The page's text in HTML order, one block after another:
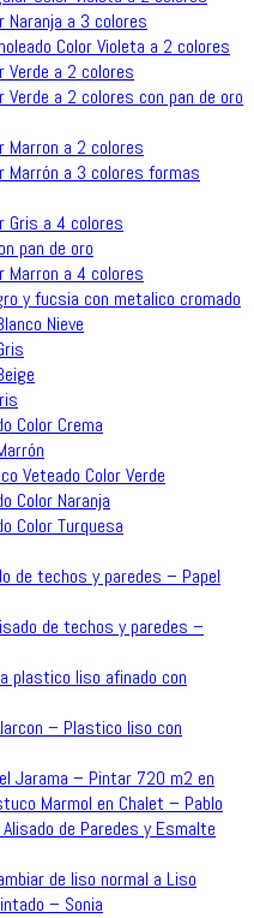
Naranja a 3 colores
Color Violeta a 2 colores
Verde a 2 colores
Verde a 2 colores con pan de oro
Marron a 2 colores
Marrón a 3 colores formas
Gris a 4 colores
pan de oro
Marron a 4 colores
y fucsia con metalico cromado
Nieve
Color Crema
Veteado Color Verde
Color Naranja
Color Turquesa
de techos y paredes – Papel
de techos y paredes –
plastico liso afinado con
– Plastico liso con
Jarama – Pintar 720 m2 en
Marmol en Chalet – Pablo
de Paredes y Esmalte
de liso normal a Liso
– Sonia